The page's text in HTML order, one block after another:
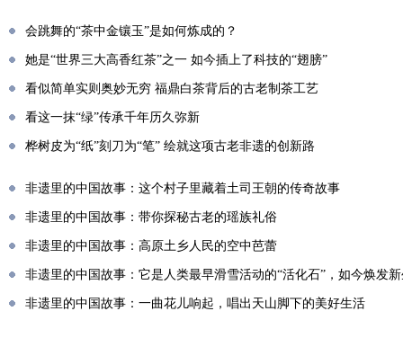
会跳舞的“茶中金镶玉”是如何炼成的？
她是“世界三大高香红茶”之一 如今插上了科技的“翅膀”
看似简单实则奥妙无穷 福鼎白茶背后的古老制茶工艺
看这一抹“绿”传承千年历久弥新
桦树皮为“纸”刻刀为“笔” 绘就这项古老非遗的创新路
非遗里的中国故事：这个村子里藏着土司王朝的传奇故事
非遗里的中国故事：带你探秘古老的瑶族礼俗
非遗里的中国故事：高原土乡人民的空中芭蕾
非遗里的中国故事：它是人类最早滑雪活动的“活化石”，如今焕发
非遗里的中国故事：一曲花儿响起，唱出天山脚下的美好生活